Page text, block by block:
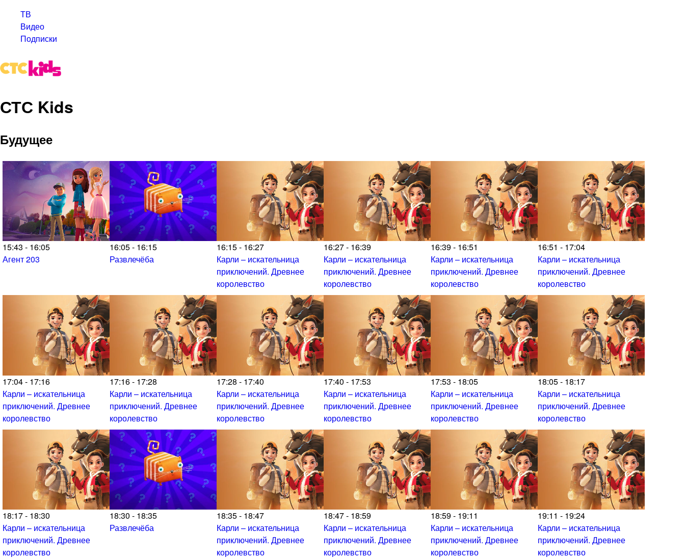
ТВ
Видео
Подписки
СТС Kids
Будущее
15:43 - 16:05
Агент 203
16:05 - 16:15
Развлечёба
16:15 - 16:27
Карли – искательница
приключений. Древнее
королевство
16:27 - 16:39
Карли – искательница
приключений. Древнее
королевство
16:39 - 16:51
Карли – искательница
приключений. Древнее
королевство
16:51 - 17:04
Карли – искательница
приключений. Древнее
королевство
17:04 - 17:16
Карли – искательница
приключений. Древнее
королевство
17:16 - 17:28
Карли – искательница
приключений. Древнее
королевство
17:28 - 17:40
Карли – искательница
приключений. Древнее
королевство
17:40 - 17:53
Карли – искательница
приключений. Древнее
королевство
17:53 - 18:05
Карли – искательница
приключений. Древнее
королевство
18:05 - 18:17
Карли – искательница
приключений. Древнее
королевство
18:17 - 18:30
Карли – искательница
приключений. Древнее
королевство
18:30 - 18:35
Развлечёба
18:35 - 18:47
Карли – искательница
приключений. Древнее
королевство
18:47 - 18:59
Карли – искательница
приключений. Древнее
королевство
18:59 - 19:11
Карли – искательница
приключений. Древнее
королевство
19:11 - 19:24
Карли – искательница
приключений. Древнее
королевство